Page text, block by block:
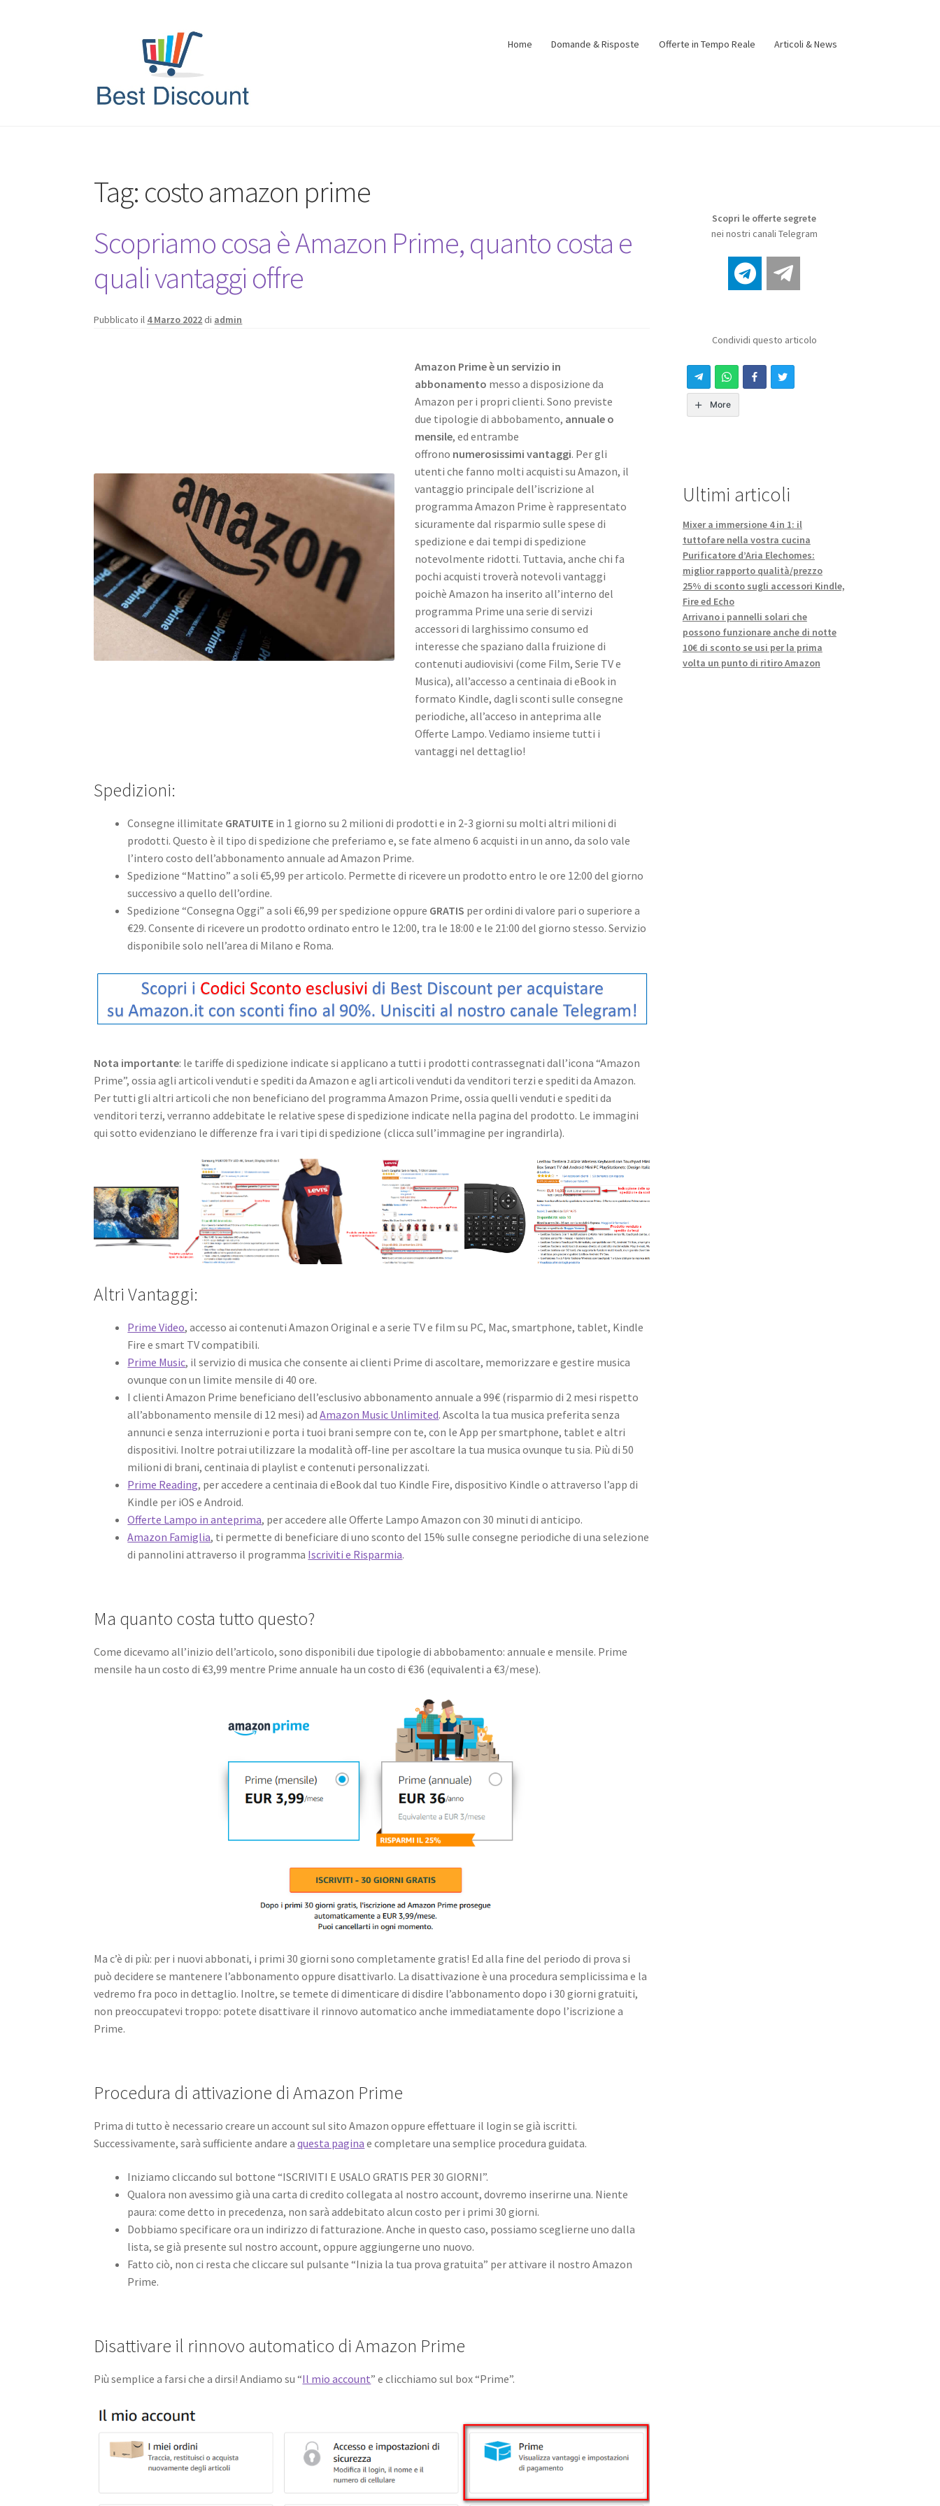
navigazione
Home Domande & Risposte Offerte in Tempo Reale Articoli & News
Tag: costo amazon prime
Scopriamo cosa è Amazon Prime, quanto costa e
quali vantaggi offre
Pubblicato il 4 Marzo 2022 di admin
Amazon Prime è un servizio in
abbonamento messo a disposizione da
Amazon per i propri clienti. Sono previste
due tipologie di abbobamento, annuale o
mensile, ed entrambe
offrono numerosissimi vantaggi. Per gli
utenti che fanno molti acquisti su Amazon, il
vantaggio principale dell’iscrizione al
programma Amazon Prime è rappresentato
sicuramente dal risparmio sulle spese di
spedizione e dai tempi di spedizione
notevolmente ridotti. Tuttavia, anche chi fa
pochi acquisti troverà notevoli vantaggi
poichè Amazon ha inserito all’interno del
programma Prime una serie di servizi
accessori di larghissimo consumo ed
interesse che spaziano dalla fruizione di
contenuti audiovisivi (come Film, Serie TV e
Musica), all’accesso a centinaia di eBook in
formato Kindle, dagli sconti sulle consegne
periodiche, all’acceso in anteprima alle
Offerte Lampo. Vediamo insieme tutti i
vantaggi nel dettaglio!
Spedizioni:
Consegne illimitate GRATUITE in 1 giorno su 2 milioni di prodotti e in 2-3 giorni su molti altri milioni di
prodotti. Questo è il tipo di spedizione che preferiamo e, se fate almeno 6 acquisti in un anno, da solo vale
l’intero costo dell’abbonamento annuale ad Amazon Prime.
Spedizione “Mattino” a soli €5,99 per articolo. Permette di ricevere un prodotto entro le ore 12:00 del giorno
successivo a quello dell’ordine.
Spedizione “Consegna Oggi” a soli €6,99 per spedizione oppure GRATIS per ordini di valore pari o superiore a
€29. Consente di ricevere un prodotto ordinato entro le 12:00, tra le 18:00 e le 21:00 del giorno stesso. Servizio
disponibile solo nell’area di Milano e Roma.
Nota importante: le tariffe di spedizione indicate si applicano a tutti i prodotti contrassegnati dall’icona “Amazon
Prime”, ossia agli articoli venduti e spediti da Amazon e agli articoli venduti da venditori terzi e spediti da Amazon.
Per tutti gli altri articoli che non beneficiano del programma Amazon Prime, ossia quelli venduti e spediti da
venditori terzi, verranno addebitate le relative spese di spedizione indicate nella pagina del prodotto. Le immagini
qui sotto evidenziano le differenze fra i vari tipi di spedizione (clicca sull’immagine per ingrandirla).
Altri Vantaggi:
Prime Video, accesso ai contenuti Amazon Original e a serie TV e film su PC, Mac, smartphone, tablet, Kindle
Fire e smart TV compatibili.
Prime Music, il servizio di musica che consente ai clienti Prime di ascoltare, memorizzare e gestire musica
ovunque con un limite mensile di 40 ore.
I clienti Amazon Prime beneficiano dell’esclusivo abbonamento annuale a 99€ (risparmio di 2 mesi rispetto
all’abbonamento mensile di 12 mesi) adAmazon Music Unlimited. Ascolta la tua musica preferita senza
annunci e senza interruzioni e porta i tuoi brani sempre con te, con le App per smartphone, tablet e altri
dispositivi. Inoltre potrai utilizzare la modalità off-line per ascoltare la tua musica ovunque tu sia. Più di 50
milioni di brani, centinaia di playlist e contenuti personalizzati.
Prime Reading, per accedere a centinaia di eBook dal tuo Kindle Fire, dispositivo Kindle o attraverso l’app di
Kindle per iOS e Android.
Offerte Lampo in anteprima, per accedere alle Offerte Lampo Amazon con 30 minuti di anticipo.
Amazon Famiglia, ti permette di beneficiare di uno sconto del 15% sulle consegne periodiche di una selezione
di pannolini attraverso il programma Iscriviti e Risparmia.
Ma quanto costa tutto questo?
Come dicevamo all’inizio dell’articolo, sono disponibili due tipologie di abbobamento: annuale e mensile. Prime
mensile ha un costo di €3,99 mentre Prime annuale ha un costo di €36 (equivalenti a €3/mese).
Ma c’è di più: per i nuovi abbonati, i primi 30 giorni sono completamente gratis! Ed alla fine del periodo di prova si
può decidere se mantenere l’abbonamento oppure disattivarlo. La disattivazione è una procedura semplicissima e la
vedremo fra poco in dettaglio. Inoltre, se temete di dimenticare di disdire l’abbonamento dopo i 30 giorni gratuiti,
non preoccupatevi troppo: potete disattivare il rinnovo automatico anche immediatamente dopo l’iscrizione a
Prime.
Procedura di attivazione di Amazon Prime
Prima di tutto è necessario creare un account sul sito Amazon oppure effettuare il login se già iscritti.
Successivamente, sarà sufficiente andare aquesta pagina e completare una semplice procedura guidata.
Iniziamo cliccando sul bottone “ISCRIVITI E USALO GRATIS PER 30 GIORNI”.
Qualora non avessimo già una carta di credito collegata al nostro account, dovremo inserirne una. Niente
paura: come detto in precedenza, non sarà addebitato alcun costo per i primi 30 giorni.
Dobbiamo specificare ora un indirizzo di fatturazione. Anche in questo caso, possiamo sceglierne uno dalla
lista, se già presente sul nostro account, oppure aggiungerne uno nuovo.
Fatto ciò, non ci resta che cliccare sul pulsante “Inizia la tua prova gratuita” per attivare il nostro Amazon
Prime.
Disattivare il rinnovo automatico di Amazon Prime
Più semplice a farsi che a dirsi! Andiamo su “Il mio account” e clicchiamo sul box “Prime”.
Scopri le offerte segrete
nei nostri canali Telegram
Condividi questo articolo
More
Ultimi articoli
Mixer a immersione 4 in 1: il
tuttofare nella vostra cucina
Purificatore d’Aria Elechomes:
miglior rapporto qualità/prezzo
25% di sconto sugli accessori Kindle,
Fire ed Echo
Arrivano i pannelli solari che
possono funzionare anche di notte
10€ di sconto se usi per la prima
volta un punto di ritiro Amazon